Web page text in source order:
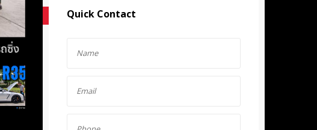
Quick Contact